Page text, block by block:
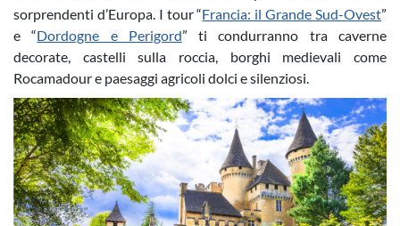
sorprendenti d’Europa. I tour “Francia: il Grande Sud-Ovest”
e “Dordogne e Perigord” ti condurranno tra caverne
decorate, castelli sulla roccia, borghi medievali come
Rocamadour e paesaggi agricoli dolci e silenziosi.